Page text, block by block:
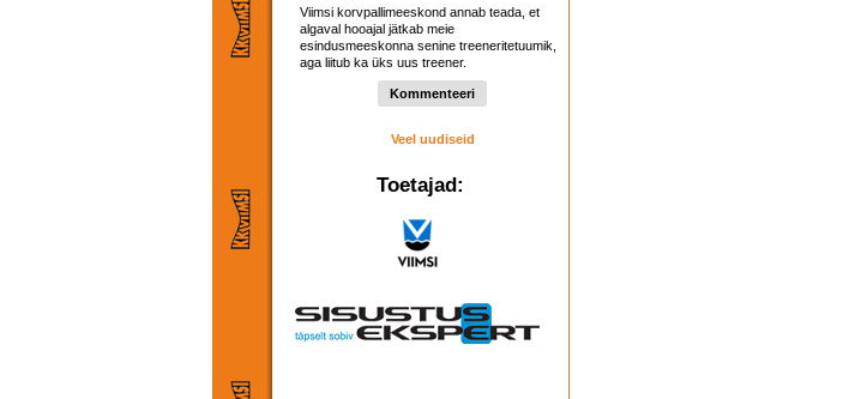
Viimsi korvpallimeeskond annab teada, et
algaval hooajal jätkab meie
esindusmeeskonna senine treeneritetuumik,
aga liitub ka üks uus treener.
Kommenteeri
Veel uudiseid
Toetajad: